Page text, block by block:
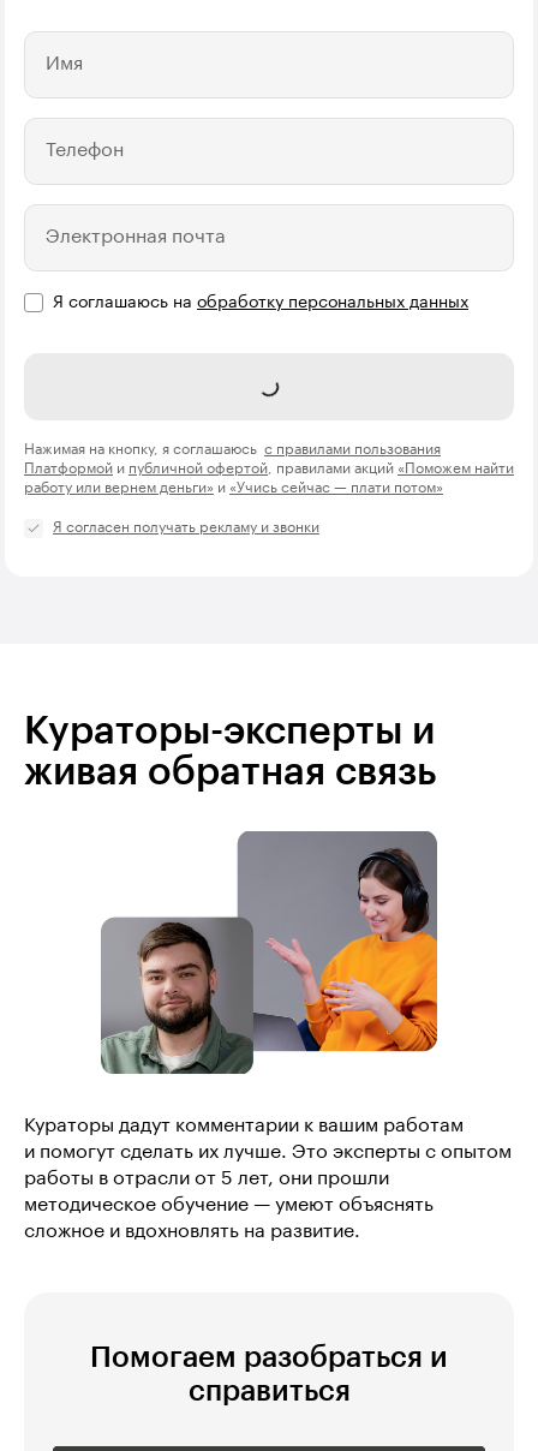
Имя
Телефон
Электронная почта
Я соглашаюсь на обработку персональных данных
Отправить
Нажимая на кнопку, я соглашаюсь с правилами пользования
Платформой и публичной офертой , правилами акций «Поможем найти
работу или вернем деньги» и «Учись сейчас — плати потом»
Я согласен получать рекламу и звонки
Кураторы-эксперты и
живая обратная связь
Кураторы дадут комментарии к вашим работам
и помогут сделать их лучше. Это эксперты с опытом
работы в отрасли от 5 лет, они прошли
методическое обучение — умеют объяснять
сложное и вдохновлять на развитие.
Помогаем разобраться и
справиться